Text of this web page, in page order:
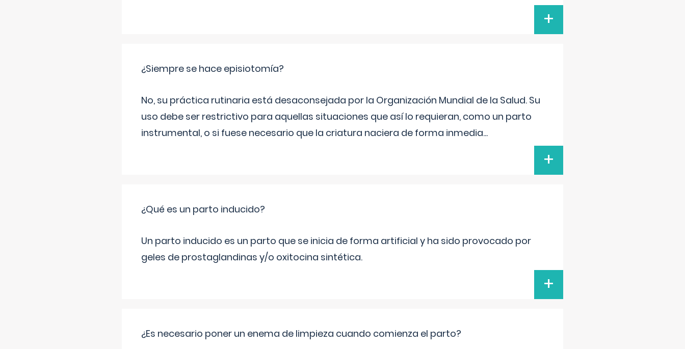
+
¿Siempre se hace episiotomía?
No, su práctica rutinaria está desaconsejada por la Organización Mundial de la Salud. Su
uso debe ser restrictivo para aquellas situaciones que así lo requieran, como un parto
instrumental, o si fuese necesario que la criatura naciera de forma inmedia...
+
¿Qué es un parto inducido?
Un parto inducido es un parto que se inicia de forma artificial y ha sido provocado por
geles de prostaglandinas y/o oxitocina sintética.
+
¿Es necesario poner un enema de limpieza cuando comienza el parto?